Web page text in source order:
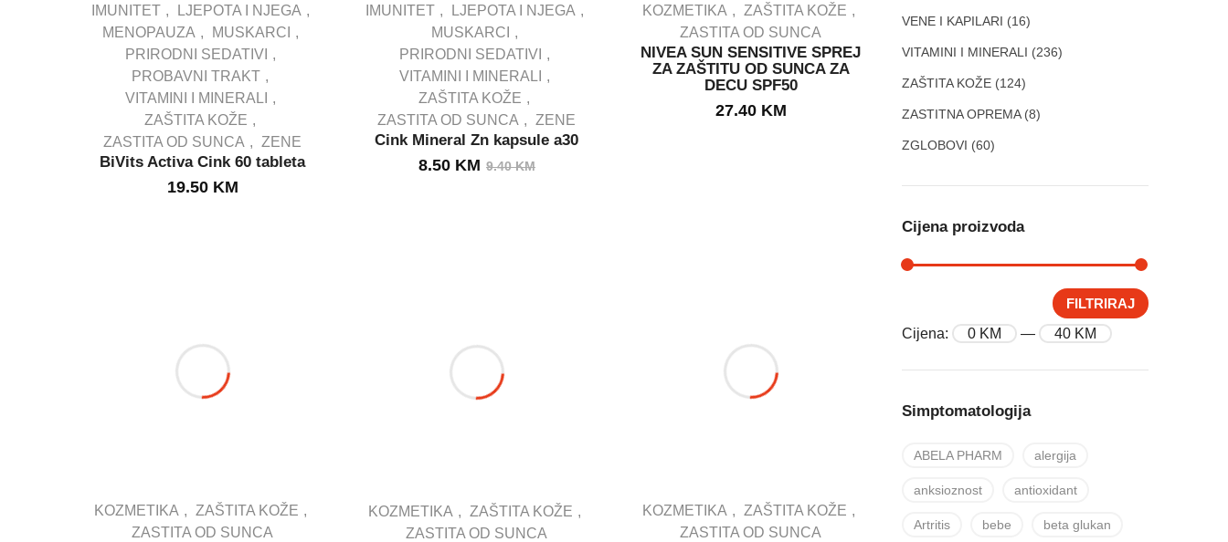
IN STOCK
IMUNITET
LJEPOTA I NJEGA
MENOPAUZA
MUSKARCI
PRIRODNI SEDATIVI
PROBAVNI TRAKT
VITAMINI I MINERALI
ZAŠTITA KOŽE
ZASTITA OD SUNCA
ZENE
BiVits Activa Cink 60 tableta
19.50 KM
OUT STOCK
IMUNITET
LJEPOTA I NJEGA
MUSKARCI
PRIRODNI SEDATIVI
VITAMINI I MINERALI
ZAŠTITA KOŽE
ZASTITA OD SUNCA
ZENE
Cink Mineral Zn kapsule a30
9.40KMIzvorna
8.50 KM
Trenutna
IN STOCK
KOZMETIKA
ZAŠTITA KOŽE
ZASTITA OD SUNCA
NIVEA SUN SENSITIVE SPREJ
ZA ZAŠTITU OD SUNCA ZA
DECU SPF50
27.40 KM
KOZMETIKA
ZAŠTITA KOŽE
ZASTITA OD SUNCA
KOZMETIKA
ZAŠTITA KOŽE
ZASTITA OD SUNCA
KOZMETIKA
ZAŠTITA KOŽE
ZASTITA OD SUNCA
VENE I KAPILARI (16)
VITAMINI I MINERALI (236)
ZAŠTITA KOŽE (124)
ZASTITNA OPREMA (8)
ZGLOBOVI (60)
Cijena proizvoda
FILTRIRAJ
Cijena:
0 KM — 40 KM
Simptomatologija
ABELA PHARM alergija
anksioznost antioxidant
Artritis bebe beta glukan